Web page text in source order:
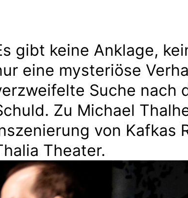
gibt keine Anklage,
eine mysteriöse
Suche nach
Zu Michael
von Kafkas
Theater.